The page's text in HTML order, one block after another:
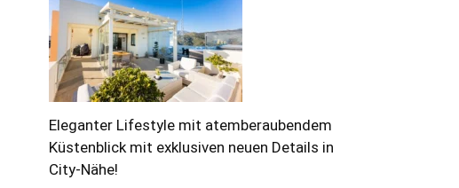
Eleganter Lifestyle mit atemberaubendem
Küstenblick mit exklusiven neuen Details in
City-Nähe!